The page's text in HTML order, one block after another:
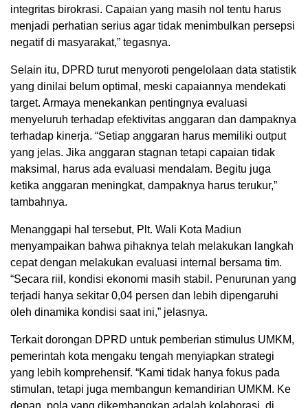
integritas birokrasi. Capaian yang masih nol tentu harus
menjadi perhatian serius agar tidak menimbulkan persepsi
negatif di masyarakat,” tegasnya.
Selain itu, DPRD turut menyoroti pengelolaan data statistik
yang dinilai belum optimal, meski capaiannya mendekati
target. Armaya menekankan pentingnya evaluasi
menyeluruh terhadap efektivitas anggaran dan dampaknya
terhadap kinerja. “Setiap anggaran harus memiliki output
yang jelas. Jika anggaran stagnan tetapi capaian tidak
maksimal, harus ada evaluasi mendalam. Begitu juga
ketika anggaran meningkat, dampaknya harus terukur,”
tambahnya.
Menanggapi hal tersebut, Plt. Wali Kota Madiun
menyampaikan bahwa pihaknya telah melakukan langkah
cepat dengan melakukan evaluasi internal bersama tim.
“Secara riil, kondisi ekonomi masih stabil. Penurunan yang
terjadi hanya sekitar 0,04 persen dan lebih dipengaruhi
oleh dinamika kondisi saat ini,” jelasnya.
Terkait dorongan DPRD untuk pemberian stimulus UMKM,
pemerintah kota mengaku tengah menyiapkan strategi
yang lebih komprehensif. “Kami tidak hanya fokus pada
stimulan, tetapi juga membangun kemandirian UMKM. Ke